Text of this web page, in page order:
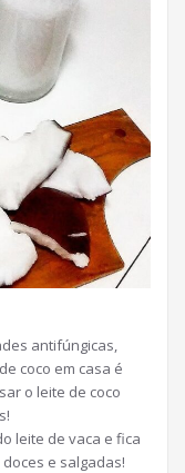
antifúngicas,
coco em casa é
o leite de coco
leite de vaca e fica
e salgadas!